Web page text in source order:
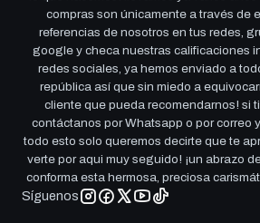
compras son únicamente a través de
referencias de nosotros en tus redes,
google y checa nuestras calificaciones
redes sociales, ya hemos enviado a
república así que sin miedo a
cliente que pueda recomendarnos! si
contáctanos por Whatsapp o por correo
todo esto solo queremos decirte que te
verte por aqui muy seguido! ¡un abrazo
conforma esta hermosa, preciosa
Síguenos